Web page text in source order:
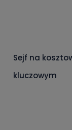
Sejf na
kluczowym